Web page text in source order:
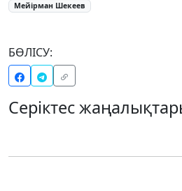
Мейірман Шекеев
БӨЛІСУ:
Серіктес